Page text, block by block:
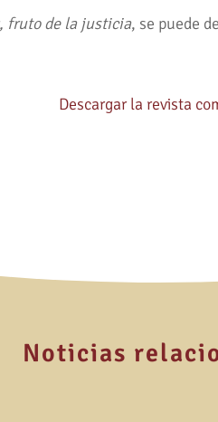
fruto de la justicia, se puede
Descargar la revista
Noticias